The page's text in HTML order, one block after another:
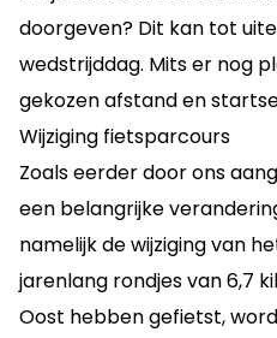
doorgeven? Dit kan tot
wedstrijddag. Mits er nog
gekozen afstand en
Wijziging fietsparcours
Zoals eerder door ons
een belangrijke
namelijk de wijziging van
jarenlang rondjes van 6,7
Oost hebben gefietst,